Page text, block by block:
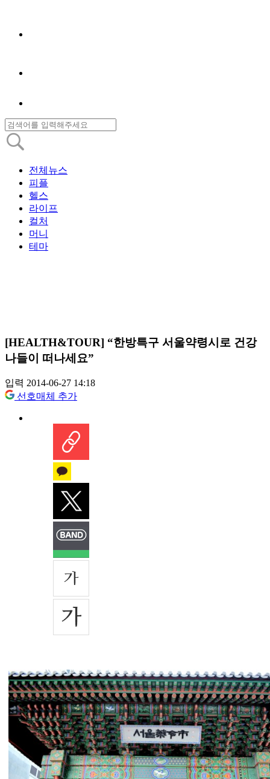
전체뉴스
피플
헬스
라이프
컬처
머니
테마
[HEALTH&TOUR] “한방특구 서울약령시로 건강
나들이 떠나세요”
입력 2014-06-27 14:18
선호매체 추가